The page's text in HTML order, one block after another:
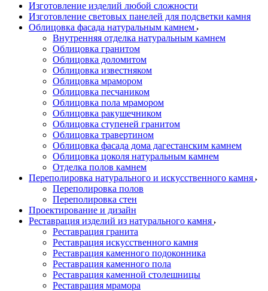
Изготовление изделий любой сложности
Изготовление световых панелей для подсветки камня
Облицовка фасада натуральным камнем
Внутренняя отделка натуральным камнем
Облицовка гранитом
Облицовка доломитом
Облицовка известняком
Облицовка мрамором
Облицовка песчаником
Облицовка пола мрамором
Облицовка ракушечником
Облицовка ступеней гранитом
Облицовка травертином
Облицовка фасада дома дагестанским камнем
Облицовка цоколя натуральным камнем
Отделка полов камнем
Переполировка натурального и искусственного камня
Переполировка полов
Переполировка стен
Проектирование и дизайн
Реставрация изделий из натурального камня
Реставрация гранита
Реставрация искусственного камня
Реставрация каменного подоконника
Реставрация каменного пола
Реставрация каменной столешницы
Реставрация мрамора